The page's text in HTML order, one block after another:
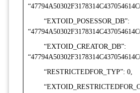
“EXTOID_POSESSOR_DB”:
“EXTOID_CREATOR_DB”:
“RESTRICTEDFOR_TYP”: 0,